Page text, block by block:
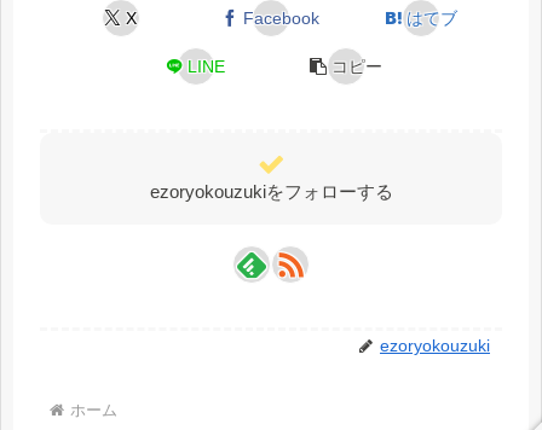
X Facebook はてブ
LINE コピー
ezoryokouzukiをフォローする
ezoryokouzuki
ホーム